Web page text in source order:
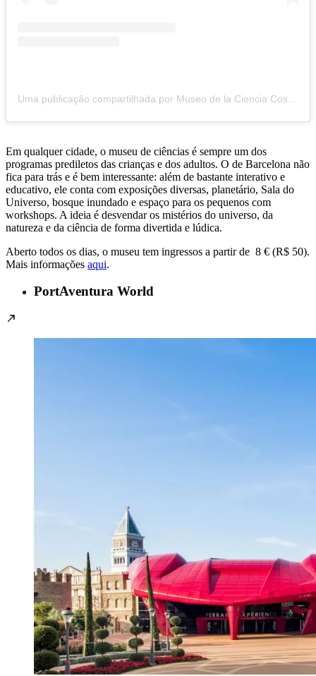
Em qualquer cidade, o museu de ciências é sempre um dos
programas prediletos das crianças e dos adultos. O de Barcelona não
fica para trás e é bem interessante: além de bastante interativo e
educativo, ele conta com exposições diversas, planetário, Sala do
Universo, bosque inundado e espaço para os pequenos com
workshops. A ideia é desvendar os mistérios do universo, da
natureza e da ciência de forma divertida e lúdica.
Aberto todos os dias, o museu tem ingressos a partir de 8 € (R$ 50).
Mais informações aqui.
PortAventura World